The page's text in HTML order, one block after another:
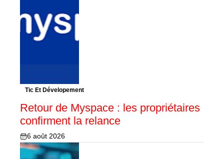
Tic Et Dévelopement
Retour de Myspace : les propriétaires
confirment la relance
6 août 2026